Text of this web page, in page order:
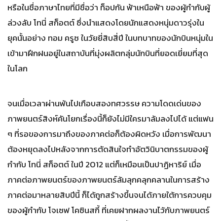
หรือในชื่อภาษาไทยที่มีชื่อว่า ท็อปกัน ฟ้าเหนือฟ้า ของผู้กำกับผู้
ล่วงลับ โทนี่ สก็อตต์ ซึ่งนำแสดงโดยนักแสดงหนุ่มดาวรุ่งใน
ยุคนั้นอย่าง ทอม ครูซ ในวัยยี่สิบสี่ปี ในบทบาทของนักบินหนุ่มใน
เข้ามาฝึกฝนอยู่ในสถาบันที่มุ่งผลิตกลุ่มนักบินที่ยอดเยี่ยมที่สุด
ในโลก
จนเมื่อเวลาผ่านพ้นไปเกือบสองทศวรรษ ความโดดเด่นของ
ภาพยนตร์สิงห์คันโยกเรื่องนี้ก็ยังไม่มีใครมาล้มลงไปได้ แต่แฟน
ๆ ที่รอของการมาถึงของภาคต่อก็ต้องผิดหวัง เมื่อการพัฒนา
ต้องหยุดลงไปหลังจากการตัดสินใจทำอัตวินิบาตกรรมของผู้
กำกับ โทนี่ สก็อตต์ ในปี 2012 แต่ก็เหมือนเป็นปาฏิหาริย์ เมื่อ
ภาคต่อภาพยนตร์ของภาพยนตร์ล้มลุกคลุกคลานในการสร้าง
ภาคต่อมาหลายสิบปีนี้ ก็ได้ถูกสร้างขึ้นจนได้ภายใต้การควบคุม
ของผู้กำกับ โจเซฟ โคซินสกี้ ที่เคยฝากผลงานไว้กับภาพยนตร์